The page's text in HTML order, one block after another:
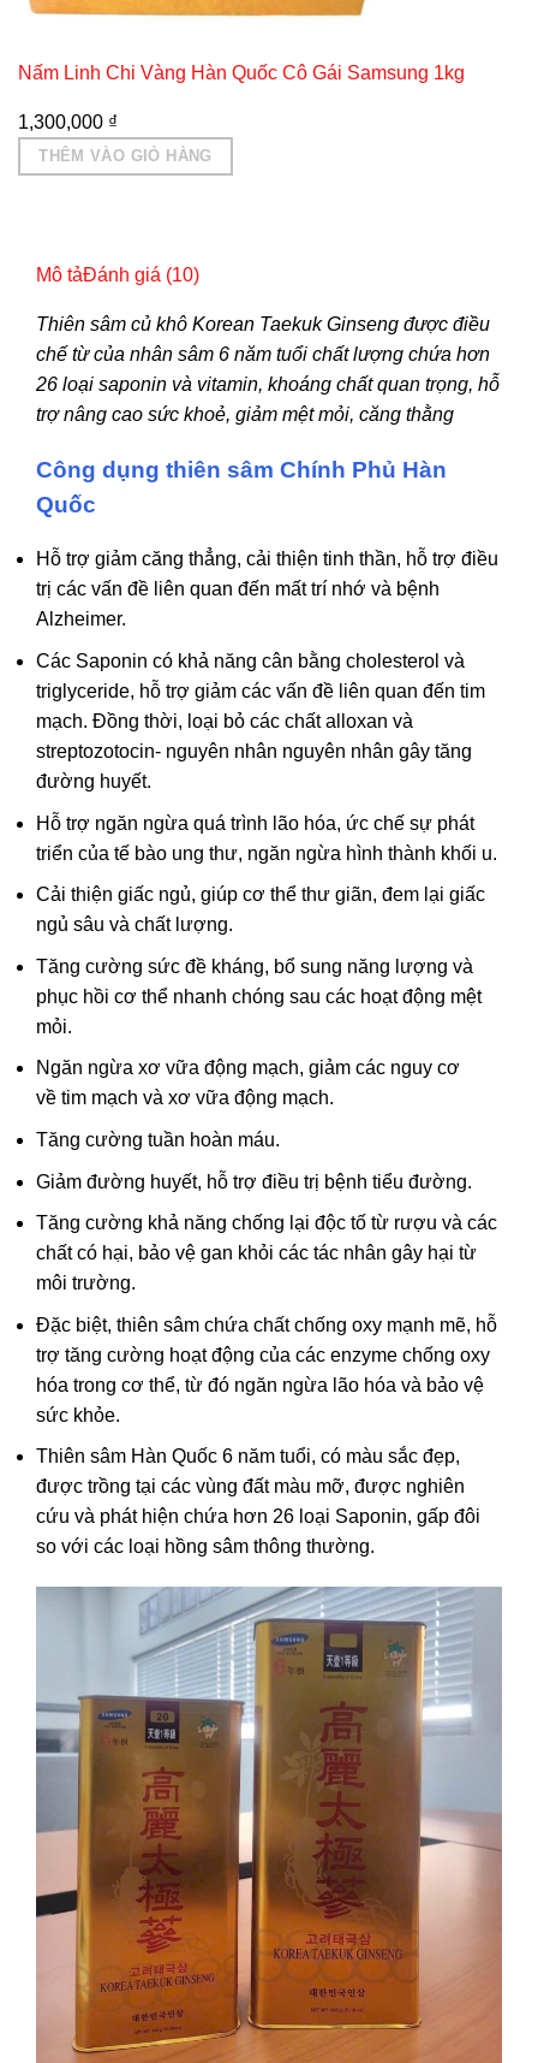
Nấm Linh Chi Vàng Hàn Quốc Cô Gái Samsung 1kg
1,300,000 ₫
THÊM VÀO GIỎ HÀNG
Mô tảĐánh giá (10)
Thiên sâm củ khô Korean Taekuk Ginseng được điều
chế từ của nhân sâm 6 năm tuổi chất lượng chứa hơn
26 loại saponin và vitamin, khoáng chất quan trọng, hỗ
trợ nâng cao sức khoẻ, giảm mệt mỏi, căng thằng
Công dụng thiên sâm Chính Phủ Hàn
Quốc
Hỗ trợ giảm căng thẳng, cải thiện tinh thần, hỗ trợ điều
trị các vấn đề liên quan đến mất trí nhớ và bệnh
Alzheimer.
Các Saponin có khả năng cân bằng cholesterol và
triglyceride, hỗ trợ giảm các vấn đề liên quan đến tim
mạch. Đồng thời, loại bỏ các chất alloxan và
streptozotocin- nguyên nhân nguyên nhân gây tăng
đường huyết.
Hỗ trợ ngăn ngừa quá trình lão hóa, ức chế sự phát
triển của tế bào ung thư, ngăn ngừa hình thành khối u.
Cải thiện giấc ngủ, giúp cơ thể thư giãn, đem lại giấc
ngủ sâu và chất lượng.
Tăng cường sức đề kháng, bổ sung năng lượng và
phục hồi cơ thể nhanh chóng sau các hoạt động mệt
mỏi.
Ngăn ngừa xơ vữa động mạch, giảm các nguy cơ
về tim mạch và xơ vữa động mạch.
Tăng cường tuần hoàn máu.
Giảm đường huyết, hỗ trợ điều trị bệnh tiểu đường.
Tăng cường khả năng chống lại độc tố từ rượu và các
chất có hại, bảo vệ gan khỏi các tác nhân gây hại từ
môi trường.
Đặc biệt, thiên sâm chứa chất chống oxy mạnh mẽ, hỗ
trợ tăng cường hoạt động của các enzyme chống oxy
hóa trong cơ thể, từ đó ngăn ngừa lão hóa và bảo vệ
sức khỏe.
Thiên sâm Hàn Quốc 6 năm tuổi, có màu sắc đẹp,
được trồng tại các vùng đất màu mỡ, được nghiên
cứu và phát hiện chứa hơn 26 loại Saponin, gấp đôi
so với các loại hồng sâm thông thường.